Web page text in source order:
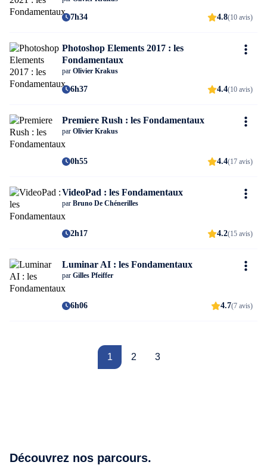
7h34 4.8(10 avis)
Photoshop Elements 2017 : les
Fondamentaux
par Olivier Krakus
6h37 4.4(10 avis)
Premiere Rush : les Fondamentaux
par Olivier Krakus
0h55 4.4(17 avis)
VideoPad : les Fondamentaux
par Bruno De Chénerilles
2h17 4.2(15 avis)
Luminar AI : les Fondamentaux
par Gilles Pfeiffer
6h06 4.7(7 avis)
1 2 3
Découvrez nos parcours.